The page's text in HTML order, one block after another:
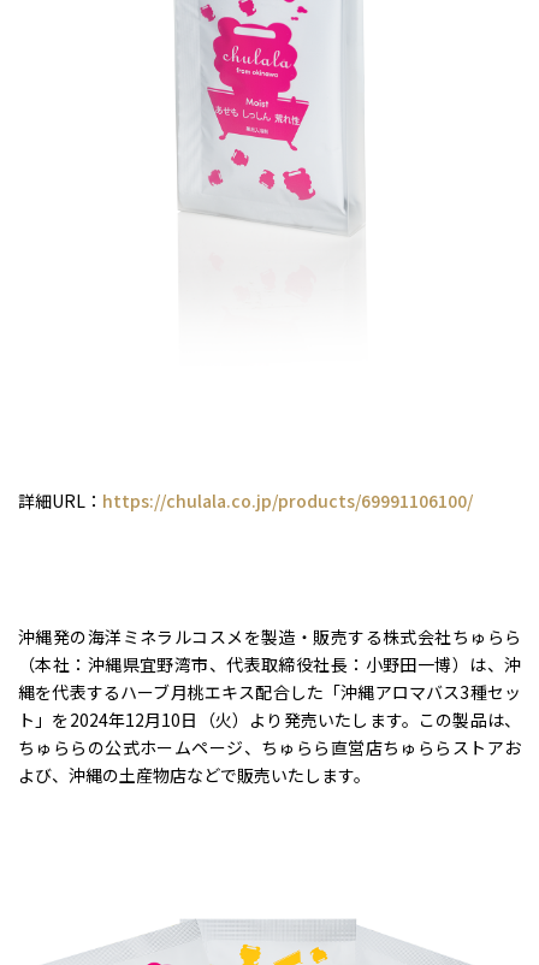
詳細URL： https://chulala.co.jp/products/69991106100/
沖縄発の海洋ミネラルコスメを製造・販売する株式会社ちゅらら
（本社：沖縄県宜野湾市、代表取締役社長：小野田一博）は、沖
縄を代表するハーブ月桃エキス配合した「沖縄アロマバス3種セッ
ト」を2024年12月10日（火）より発売いたします。この製品は、
ちゅららの公式ホームページ、ちゅらら直営店ちゅららストアお
よび、沖縄の土産物店などで販売いたします。